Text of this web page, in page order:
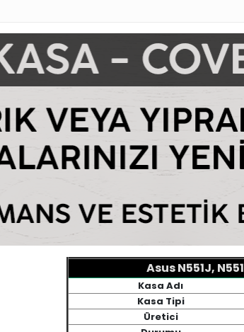
Asus N551J,
Kasa Adı
Kasa Tipi
Üretici